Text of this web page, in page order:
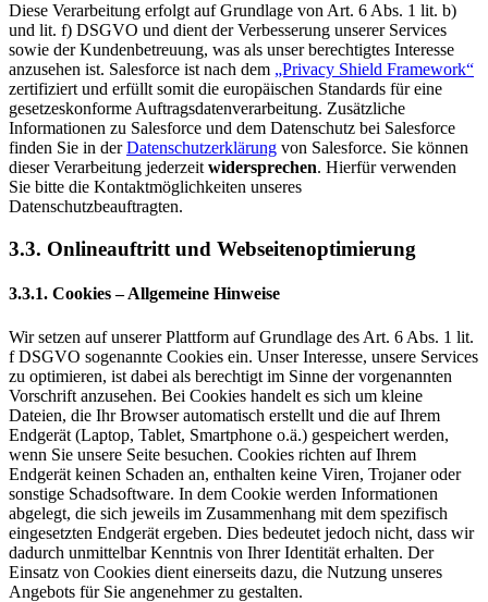
Diese Verarbeitung erfolgt auf Grundlage von Art. 6 Abs. 1 lit. b)
und lit. f) DSGVO und dient der Verbesserung unserer Services
sowie der Kundenbetreuung, was als unser berechtigtes Interesse
anzusehen ist. Salesforce ist nach dem „Privacy Shield Framework“
zertifiziert und erfüllt somit die europäischen Standards für eine
gesetzeskonforme Auftragsdatenverarbeitung. Zusätzliche
Informationen zu Salesforce und dem Datenschutz bei Salesforce
finden Sie in der Datenschutzerklärung von Salesforce. Sie können
dieser Verarbeitung jederzeit widersprechen. Hierfür verwenden
Sie bitte die Kontaktmöglichkeiten unseres
Datenschutzbeauftragten.
3.3. Onlineauftritt und Webseitenoptimierung
3.3.1. Cookies – Allgemeine Hinweise
Wir setzen auf unserer Plattform auf Grundlage des Art. 6 Abs. 1 lit.
f DSGVO sogenannte Cookies ein. Unser Interesse, unsere Services
zu optimieren, ist dabei als berechtigt im Sinne der vorgenannten
Vorschrift anzusehen. Bei Cookies handelt es sich um kleine
Dateien, die Ihr Browser automatisch erstellt und die auf Ihrem
Endgerät (Laptop, Tablet, Smartphone o.ä.) gespeichert werden,
wenn Sie unsere Seite besuchen. Cookies richten auf Ihrem
Endgerät keinen Schaden an, enthalten keine Viren, Trojaner oder
sonstige Schadsoftware. In dem Cookie werden Informationen
abgelegt, die sich jeweils im Zusammenhang mit dem spezifisch
eingesetzten Endgerät ergeben. Dies bedeutet jedoch nicht, dass wir
dadurch unmittelbar Kenntnis von Ihrer Identität erhalten. Der
Einsatz von Cookies dient einerseits dazu, die Nutzung unseres
Angebots für Sie angenehmer zu gestalten.